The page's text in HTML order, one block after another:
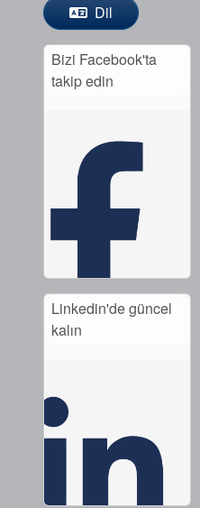
Dil
Bizi Facebook'ta
takip edin
Linkedin'de güncel
kalın